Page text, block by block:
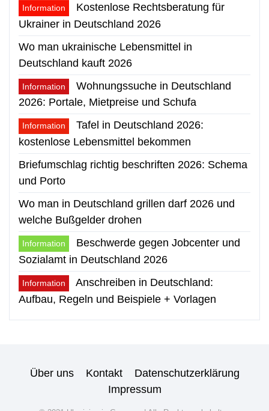
Information
Kostenlose Rechtsberatung für
Ukrainer in Deutschland 2026
Wo man ukrainische Lebensmittel in
Deutschland kauft 2026
Information
Wohnungssuche in Deutschland
2026: Portale, Mietpreise und Schufa
Information
Tafel in Deutschland 2026:
kostenlose Lebensmittel bekommen
Briefumschlag richtig beschriften 2026: Schema
und Porto
Wo man in Deutschland grillen darf 2026 und
welche Bußgelder drohen
Information
Beschwerde gegen Jobcenter und
Sozialamt in Deutschland 2026
Information
Anschreiben in Deutschland:
Aufbau, Regeln und Beispiele + Vorlagen
Über uns Kontakt
Datenschutzerklärung
Impressum